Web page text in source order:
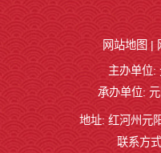
网站地图 |
主办单位:
承办单位:
地址: 红河州元
联系方